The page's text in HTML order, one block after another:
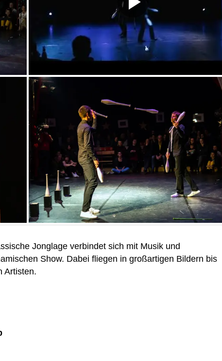
Jonglage verbindet sich mit Musik und
Show. Dabei fliegen in großartigen Bildern bis
Artisten.